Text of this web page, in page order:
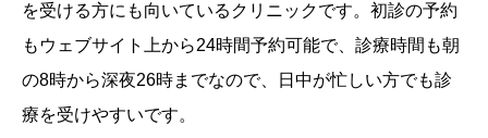
を受ける方にも向いているクリニックです。初診の予約
もウェブサイト上から24時間予約可能で、診療時間も朝
の8時から深夜26時までなので、日中が忙しい方でも診
療を受けやすいです。